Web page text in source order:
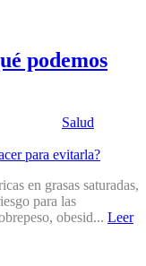
podemos
Salud
en grasas saturadas,
para las
obesid... Leer